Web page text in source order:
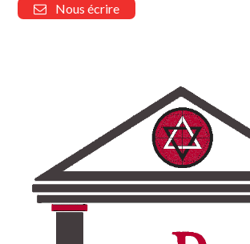
Nous écrire